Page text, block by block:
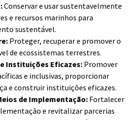
Conservar e usar sustentavelmente
e recursos marinhos para
sustentável.
Proteger, recuperar e promover o
de ecossistemas terrestres.
Instituições Eficazes: Promover
e inclusivas, proporcionar
e construir instituições eficazes.
de Implementação: Fortalecer
e revitalizar parcerias